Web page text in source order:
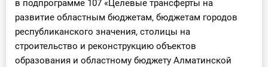
в подпрограмме 107 «Целевые трансферты на
развитие областным бюджетам, бюджетам городов
республиканского значения, столицы на
строительство и реконструкцию объектов
образования и областному бюджету Алматинской